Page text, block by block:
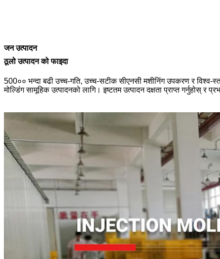
जन उत्पादन
ठूलो उत्पादन को फाइदा
500०० भन्दा बढी उच्च-गति, उच्च-सटीक सीएनसी मशीनिंग उपकरण र विश्व-
मोल्डिंग सामूहिक उत्पादनको लागि। इष्टतम उत्पादन दक्षता प्राप्त गर्नुहोस् र